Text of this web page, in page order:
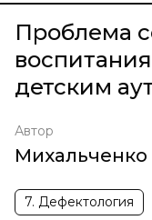
Проблема
детским
Автор
7. Дефектология